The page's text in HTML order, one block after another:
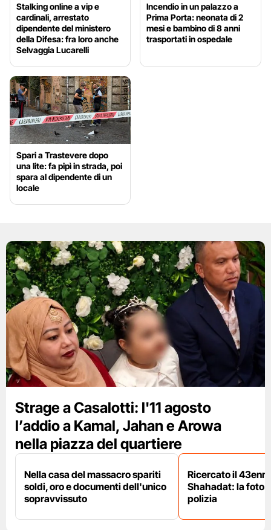
Stalking online a vip e
cardinali, arrestato
dipendente del ministero
della Difesa: fra loro anche
Selvaggia Lucarelli
Incendio in un palazzo a
Prima Porta: neonata di 2
mesi e bambino di 8 anni
trasportati in ospedale
Spari a Trastevere dopo
una lite: fa pipì in strada, poi
spara al dipendente di un
locale
Strage a Casalotti: l'11 agosto
l’addio a Kamal, Jahan e Arowa
nella piazza del quartiere
Nella casa del massacro spariti
soldi, oro e documenti dell'unico
sopravvissuto
Ricercato il
Shahadat: la foto
polizia